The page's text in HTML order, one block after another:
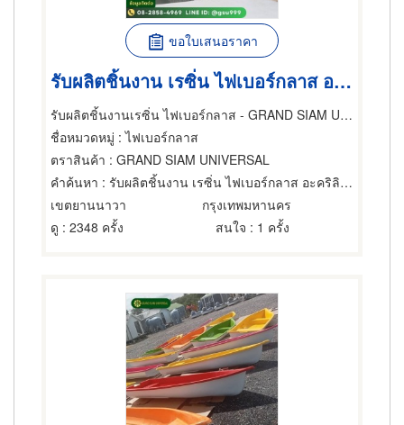
ขอใบเสนอราคา
รับผลิตชิ้นงาน เรซิ่น ไฟเบอร์กลาส อะคริลิก ทองเหลือง
รับผลิตชิ้นงานเรซิ่น ไฟเบอร์กลาส - GRAND SIAM UNIVERSAL
ชื่อหมวดหมู่ : ไฟเบอร์กลาส
ตราสินค้า : GRAND SIAM UNIVERSAL
คำค้นหา : รับผลิตชิ้นงาน เรซิ่น ไฟเบอร์กลาส อะคริลิก ทองเหลือง
เขตยานนาวา
กรุงเทพมหานคร
ดู : 2348 ครั้ง สนใจ : 1 ครั้ง